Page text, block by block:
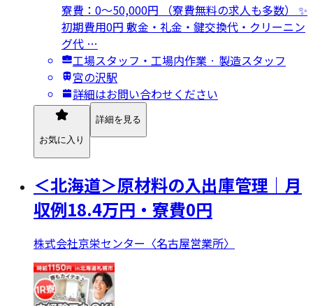
寮費：0～50,000円 （寮費無料の求人も多数） ✨
初期費用0円 敷金・礼金・鍵交換代・クリーニン
グ代 …
工場スタッフ・工場内作業 · 製造スタッフ
宮の沢駅
詳細はお問い合わせください
お気に入り
詳細を見る
＜北海道＞原材料の入出庫管理｜月
収例18.4万円・寮費0円
株式会社京栄センター〈名古屋営業所〉